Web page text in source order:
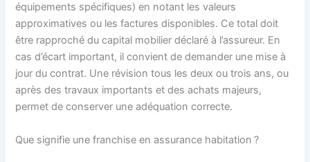
équipements spécifiques) en notant les valeurs
approximatives ou les factures disponibles. Ce total doit
être rapproché du capital mobilier déclaré à l’assureur. En
cas d’écart important, il convient de demander une mise à
jour du contrat. Une révision tous les deux ou trois ans, ou
après des travaux importants et des achats majeurs,
permet de conserver une adéquation correcte.
Que signifie une franchise en assurance habitation ?